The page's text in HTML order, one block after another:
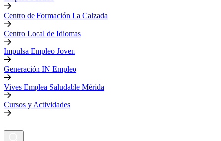
Centro de Formación La Calzada
Centro Local de Idiomas
Impulsa Empleo Joven
Generación IN Empleo
Vives Emplea Saludable Mérida
Cursos y Actividades